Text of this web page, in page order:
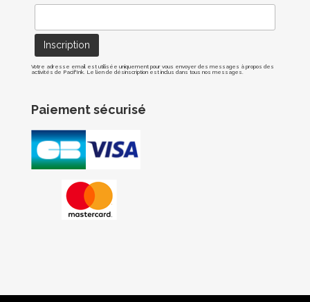
Votre adresse email est utilisée uniquement pour vous envoyer des messages à propos des
activités de Pacif'Ink. Le lien de désinscription est inclus dans tous nos messages.
Paiement sécurisé